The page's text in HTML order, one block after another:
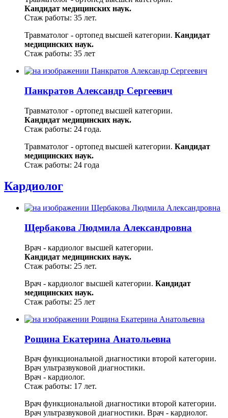
Кандидат медицинских наук.
Стаж работы: 35 лет.
Травматолог - ортопед высшей категории. Кандидат
медицинских наук.
Стаж работы: 35 лет
Панкратов Александр Сергеевич
Травматолог - ортопед высшей категории.
Кандидат медицинских наук.
Стаж работы: 24 года.
Травматолог - ортопед высшей категории. Кандидат
медицинских наук.
Стаж работы: 24 года
Кардиолог
Щербакова Людмила Александровна
Врач - кардиолог высшей категории.
Кандидат медицинских наук.
Стаж работы: 25 лет.
Врач - кардиолог высшей категории. Кандидат
медицинских наук.
Стаж работы: 25 лет
Рощина Екатерина Анатольевна
Врач функциональной диагностики второй категории.
Врач ультразвуковой диагностики.
Врач - кардиолог.
Стаж работы: 17 лет.
Врач функциональной диагностики второй категории.
Врач ультразвуковой диагностики. Врач - кардиолог.